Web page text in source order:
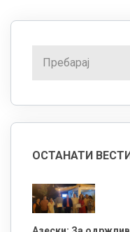
ОСТАНАТИ ВЕСТИ